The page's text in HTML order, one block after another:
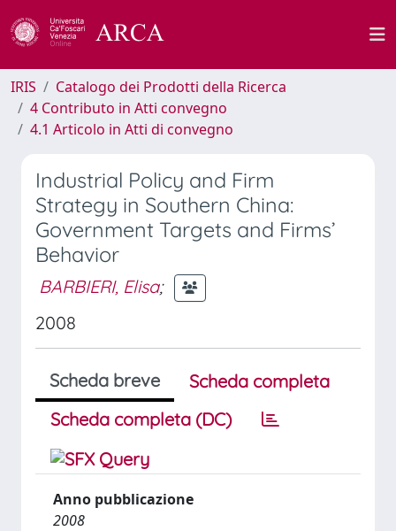
IRIS
Catalogo dei Prodotti della Ricerca
4 Contributo in Atti convegno
4.1 Articolo in Atti di convegno
Industrial Policy and Firm
Strategy in Southern China:
Government Targets and Firms’
Behavior
BARBIERI, Elisa;
2008
Scheda breve
Scheda completa
Scheda completa (DC)
Anno pubblicazione
2008